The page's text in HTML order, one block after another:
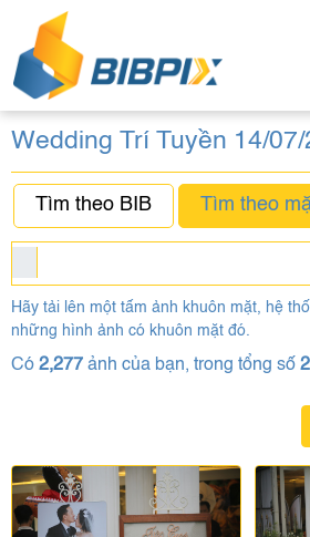
Wedding Trí Tuyền 14/07/
Tìm theo BIB Tìm theo
Hãy tải lên một tấm ảnh khuôn mặt, hệ
những hình ảnh có khuôn mặt đó.
Có 2,277 ảnh của bạn, trong tổng số